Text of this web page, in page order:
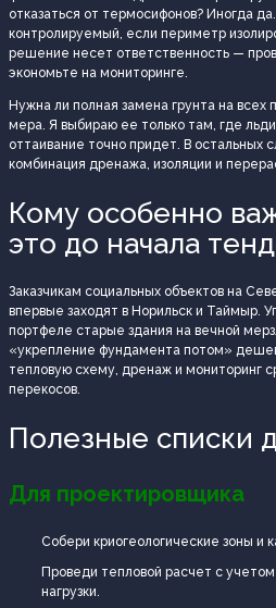
отказаться от термосифонов? Иногда
контролируемый, если периметр
решение несет ответственность —
экономьте на мониторинге.
Нужна ли полная замена грунта на всех
мера. Я выбираю ее только там, где
оттаивание точно придет. В остальных
комбинация дренажа, изоляции и
Кому особенно
это до начала
Заказчикам социальных объектов на
впервые заходят в Норильск и Таймыр.
портфеле старые здания на вечной
«укрепление фундамента потом»
тепловую схему, дренаж и мониторинг
перекосов.
Полезные списки
Для проектировщика
Собери криогеологические зоны и
Проведи тепловой расчет с
нагрузки.